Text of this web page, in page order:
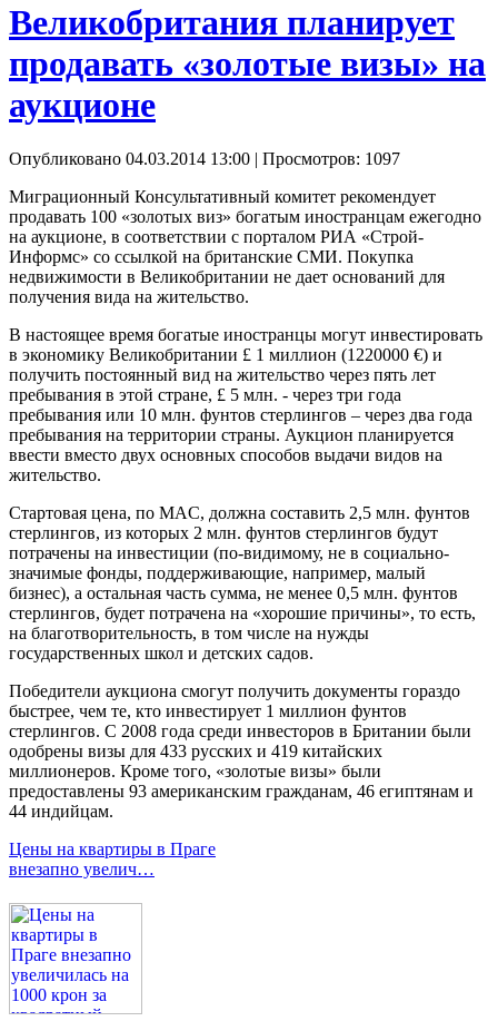
Великобритания планирует
продавать «золотые визы» на
аукционе
Опубликовано 04.03.2014 13:00 | Просмотров: 1097
Миграционный Консультативный комитет рекомендует
продавать 100 «золотых виз» богатым иностранцам ежегодно
на аукционе, в соответствии с порталом РИА «Строй-
Информс» со ссылкой на британские СМИ. Покупка
недвижимости в Великобритании не дает оснований для
получения вида на жительство.
В настоящее время богатые иностранцы могут инвестировать
в экономику Великобритании £ 1 миллион (1220000 €) и
получить постоянный вид на жительство через пять лет
пребывания в этой стране, £ 5 млн. - через три года
пребывания или 10 млн. фунтов стерлингов – через два года
пребывания на территории страны. Аукцион планируется
ввести вместо двух основных способов выдачи видов на
жительство.
Стартовая цена, по MAC, должна составить 2,5 млн. фунтов
стерлингов, из которых 2 млн. фунтов стерлингов будут
потрачены на инвестиции (по-видимому, не в социально-
значимые фонды, поддерживающие, например, малый
бизнес), а остальная часть сумма, не менее 0,5 млн. фунтов
стерлингов, будет потрачена на «хорошие причины», то есть,
на благотворительность, в том числе на нужды
государственных школ и детских садов.
Победители аукциона смогут получить документы гораздо
быстрее, чем те, кто инвестирует 1 миллион фунтов
стерлингов. С 2008 года среди инвесторов в Британии были
одобрены визы для 433 русских и 419 китайских
миллионеров. Кроме того, «золотые визы» были
предоставлены 93 американским гражданам, 46 египтянам и
44 индийцам.
Цены на квартиры в Праге
внезапно увелич…